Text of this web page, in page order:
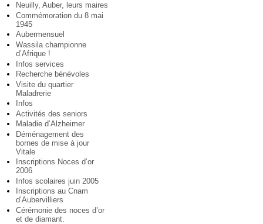
Neuilly, Auber, leurs maires
Commémoration du 8 mai
1945
Aubermensuel
Wassila championne
d’Afrique !
Infos services
Recherche bénévoles
Visite du quartier
Maladrerie
Infos
Activités des seniors
Maladie d’Alzheimer
Déménagement des
bornes de mise à jour
Vitale
Inscriptions Noces d’or
2006
Infos scolaires juin 2005
Inscriptions au Cnam
d’Aubervilliers
Cérémonie des noces d’or
et de diamant.